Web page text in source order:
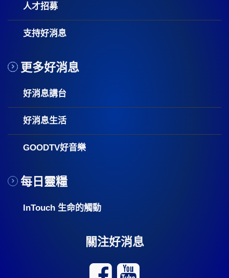
人才招募
支持好消息
更多好消息
好消息講台
好消息生活
GOODTV好音樂
每日靈糧
InTouch 生命的觸動
關注好消息